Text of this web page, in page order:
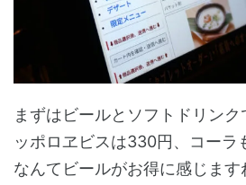
まずはビールとソフトドリン
ッポロヱビスは330円、コーラ
なんてビールがお得に感じま